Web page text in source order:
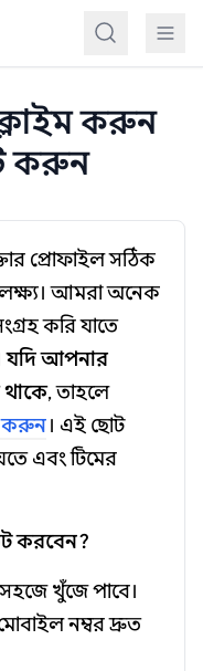
করুন
করুন
প্রোফাইল সঠিক
আমরা অনেক
করি যাতে
যদি আপনার
, তাহলে
করুন। এই ছোট
এবং টিমের
করবেন?
খুঁজে পাবে।
মোবাইল নম্বর দ্রুত